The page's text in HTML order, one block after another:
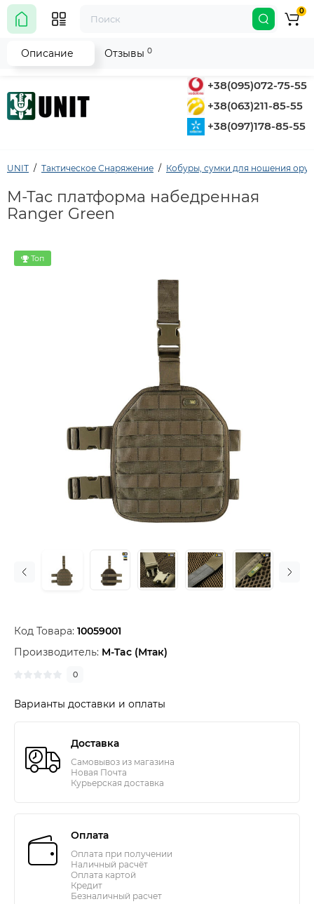
+38(095)072-75-55
+38(063)211-85-55
+38(097)178-85-55
0
UNIT Тактическое Снаряжение Кобуры, сумки для ношения
M-Tac платформа набедренная
Ranger Green
Топ
Код Товара: 10059001
Производитель: M-Tac (Мтак)
0
Варианты доставки и оплаты
Доставка
Самовывоз из магазина
Новая Почта
Курьерская доставка
Оплата
Оплата при получении
Наличный расчёт
Оплата картой
Кредит
Безналичный расчет
Описание Отзывы 0